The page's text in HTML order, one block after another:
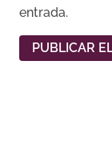
entrada.